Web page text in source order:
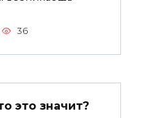
36
это значит?